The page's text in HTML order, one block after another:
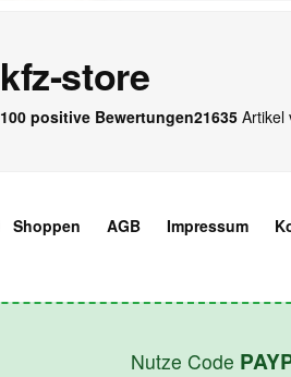
kfz-store
100 positive Bewertungen21635 Artikel
Shoppen AGB Impressum
Nutze Code